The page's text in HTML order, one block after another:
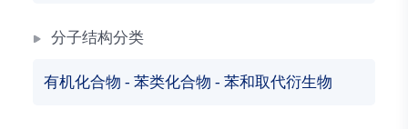
分子结构分类
有机化合物 - 苯类化合物 - 苯和取代衍生物